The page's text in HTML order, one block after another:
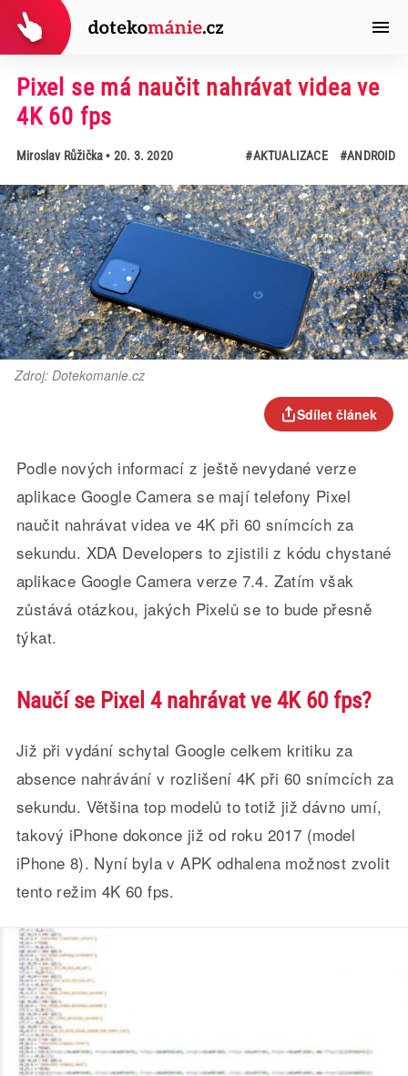
Pixel se má naučit nahrávat videa ve
4K 60 fps
Miroslav Růžička• 20. 3. 2020 #AKTUALIZACE #ANDROID
Zdroj: Dotekomanie.cz
Sdílet článek
Podle nových informací z ještě nevydané verze
aplikace Google Camera se mají telefony Pixel
naučit nahrávat videa ve 4K při 60 snímcích za
sekundu. XDA Developers to zjistili z kódu chystané
aplikace Google Camera verze 7.4. Zatím však
zůstává otázkou, jakých Pixelů se to bude přesně
týkat.
Naučí se Pixel 4 nahrávat ve 4K 60 fps?
Již při vydání schytal Google celkem kritiku za
absence nahrávání v rozlišení 4K při 60 snímcích za
sekundu. Většina top modelů to totiž již dávno umí,
takový iPhone dokonce již od roku 2017 (model
iPhone 8). Nyní byla v APK odhalena možnost zvolit
tento režim 4K 60 fps.